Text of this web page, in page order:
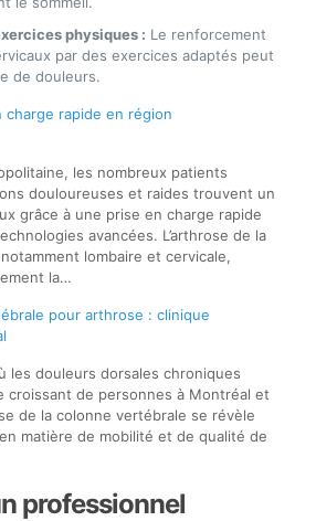
physiques : Le renforcement
par des exercices adaptés peut
de douleurs.
rapide en région
les nombreux patients
douloureuses et raides trouvent un
grâce à une prise en charge rapide
avancées. L’arthrose de la
lombaire et cervicale,
la…
pour arthrose : clinique
les douleurs dorsales chroniques
croissant de personnes à Montréal et
de la colonne vertébrale se révèle
matière de mobilité et de qualité de
professionnel